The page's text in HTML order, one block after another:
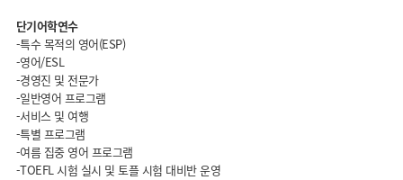
단기어학연수
-특수 목적의 영어(ESP)
-영어/ESL
-경영진 및 전문가
-일반영어 프로그램
-서비스 및 여행
-특별 프로그램
-여름 집중 영어 프로그램
-TOEFL 시험 실시 및 토플 시험 대비반 운영